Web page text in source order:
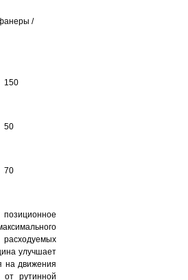
/
150
50
70
позиционное
улучшает
на движения
рутинной